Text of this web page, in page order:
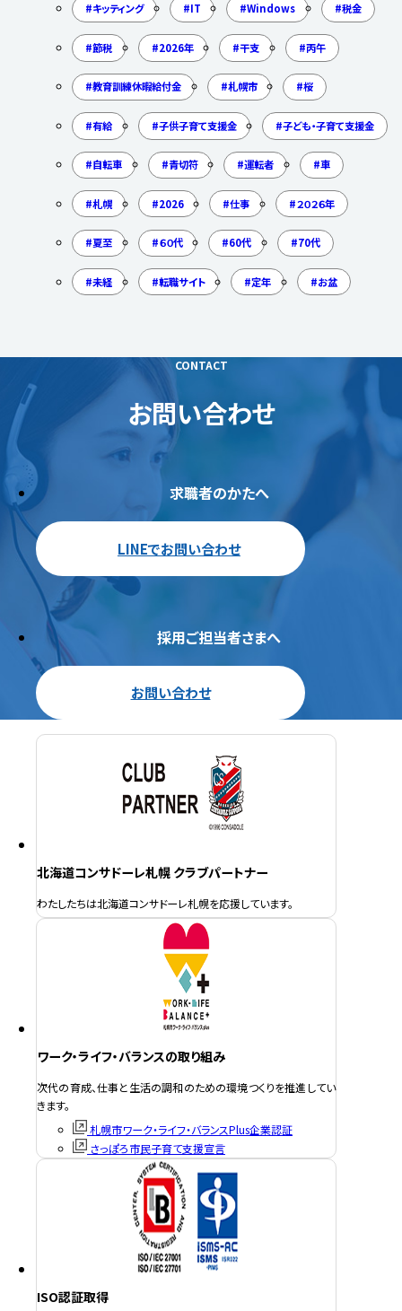
キッティング IT Windows 税金
節税 2026年 干支 丙午
教育訓練休暇給付金 札幌市 桜
有給 子供子育て支援金 子ども・子育て支援金
自転車 青切符 運転者 車
札幌 2026 仕事 ２０２６年
夏至 ６０代 60代 70代
未経 転職サイト 定年 お盆
CONTACT
お問い合わせ
求職者のかたへ
LINEでお問い合わせ
採用ご担当者さまへ
お問い合わせ
北海道コンサドーレ札幌 クラブパートナー
わたしたちは北海道コンサドーレ札幌を応援しています。
ワーク・ライフ・バランスの取り組み
次代の育成、仕事と生活の調和のための環境つくりを推進してい
きます。
札幌市ワーク・ライフ・バランスPlus企業認証
さっぽろ市民子育て支援宣言
ISO認証取得